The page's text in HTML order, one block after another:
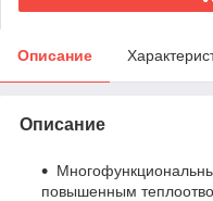
Описание
Описание
повышенным